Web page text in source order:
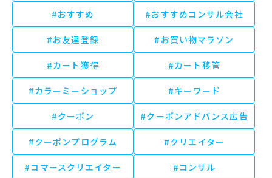
#おすすめ #おすすめコンサル会社
#お友達登録 #お買い物マラソン
#カート獲得 #カート移管
#カラーミーショップ #キーワード
#クーポン #クーポンアドバンス広告
#クーポンプログラム #クリエイター
#コマースクリエイター #コンサル